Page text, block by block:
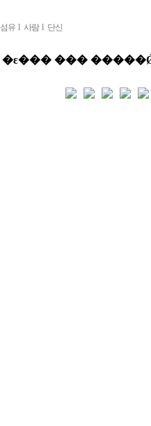
섬유 l 사람l 단신